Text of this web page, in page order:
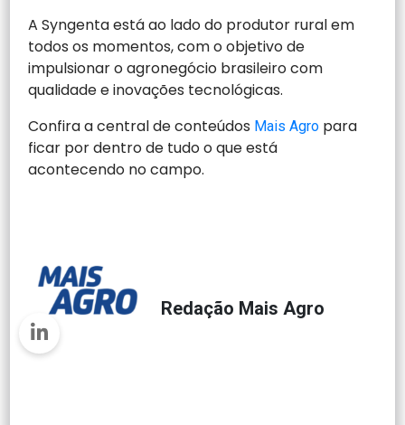
A Syngenta está ao lado do produtor rural em
todos os momentos, com o objetivo de
impulsionar o agronegócio brasileiro com
qualidade e inovações tecnológicas.
Confira a central de conteúdos Mais Agro para
ficar por dentro de tudo o que está
acontecendo no campo.
Redação Mais Agro